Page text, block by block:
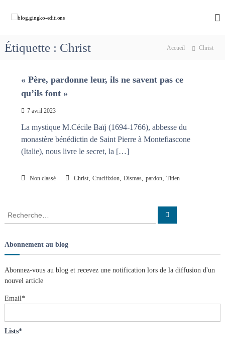
o
g
g
k
o
-
d
o
m
i
n
c
a
r
q
f
e
u
Étiquette : Christ Accueil Christ
« Père, pardonne leur, ils ne savent pas ce
qu’ils font »
7 avril 2023
La mystique M.Cécile Baïj (1694-1766), abbesse du
monastère bénédictin de Saint Pierre à Montefiascone
(Italie), nous livre le secret, la […]
Non classé Christ, Crucifixion, Dismas, pardon, Titien
R
h
e
c
h
e
r
R
c
e
r
Abonnement au blog
Abonnez-vous au blog et recevez une notification lors de la diffusion d'un
nouvel article
Email*
Lists*